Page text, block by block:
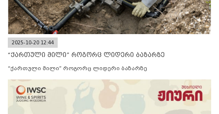
2025-10-20 12:44
“ქართული მილი” როგორც ლიდერი ბაზარზე
“ქართული მილი” როგორც ლიდერი ბაზარზე